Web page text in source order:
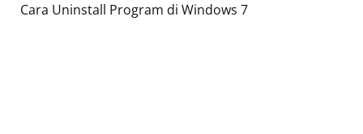
Cara Uninstall Program di Windows 7